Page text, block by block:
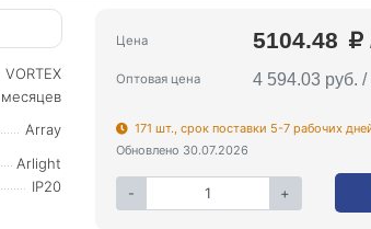
VORTEX
Array
Arlight
IP20
Цена 5104.48
Оптовая цена 4 594.03 руб. /
171 шт., срок поставки 5-7 рабочих
Обновлено 30.07.2026
- +